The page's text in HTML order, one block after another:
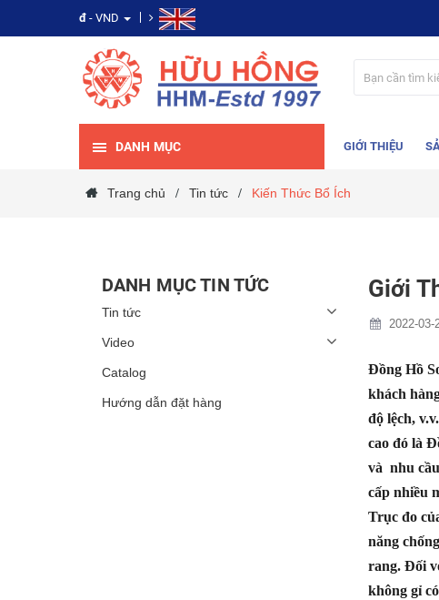
đ - VND
DANH MỤC GIỚI THIỆU
Trang chủ / Tin tức / Kiến Thức Bổ Ích
Giới
2022-03-
Đồng Hồ
khách
độ lệch,
cao đó là
và nhu
cấp nhiều
Trục đo
năng
rang. Đối
không gỉ
DANH MỤC TIN TỨC
Tin tức
Video
Catalog
Hướng dẫn đặt hàng